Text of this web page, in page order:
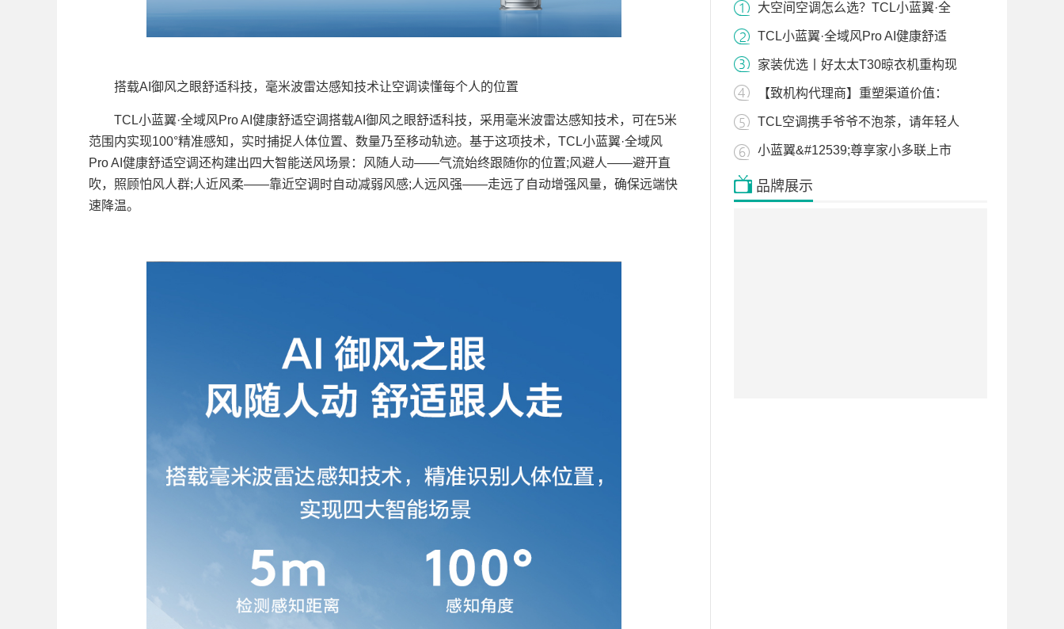
搭载AI御风之眼舒适科技，毫米波雷达感知技术让空调读懂每个人的位置
TCL小蓝翼·全域风Pro AI健康舒适空调搭载AI御风之眼舒适科技，采用毫米波雷达感知技术，可在5米
范围内实现100°精准感知，实时捕捉人体位置、数量乃至移动轨迹。基于这项技术，TCL小蓝翼·全域风
Pro AI健康舒适空调还构建出四大智能送风场景：风随人动——气流始终跟随你的位置;风避人——避开直
吹，照顾怕风人群;人近风柔——靠近空调时自动减弱风感;人远风强——走远了自动增强风量，确保远端快
速降温。
大空间空调怎么选？TCL小蓝翼·全
TCL小蓝翼·全域风Pro AI健康舒适
家装优选丨好太太T30晾衣机重构现
【致机构代理商】重塑渠道价值：
TCL空调携手爷爷不泡茶，请年轻人
小蓝翼&#12539;尊享家小多联上市
品牌展示